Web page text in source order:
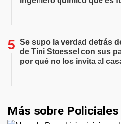
Se supo la verdad detrás
de Tini Stoessel con sus
por qué no los invita al
Más sobre Policiales